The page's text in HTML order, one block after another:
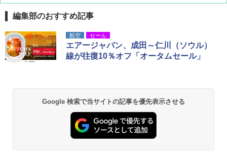
編集部のおすすめ記事
航空 セール
エアージャパン、成田～仁川（ソウル）
線が往復10％オフ「オータムセール」
Google 検索で当サイトの記事を優先表示させる